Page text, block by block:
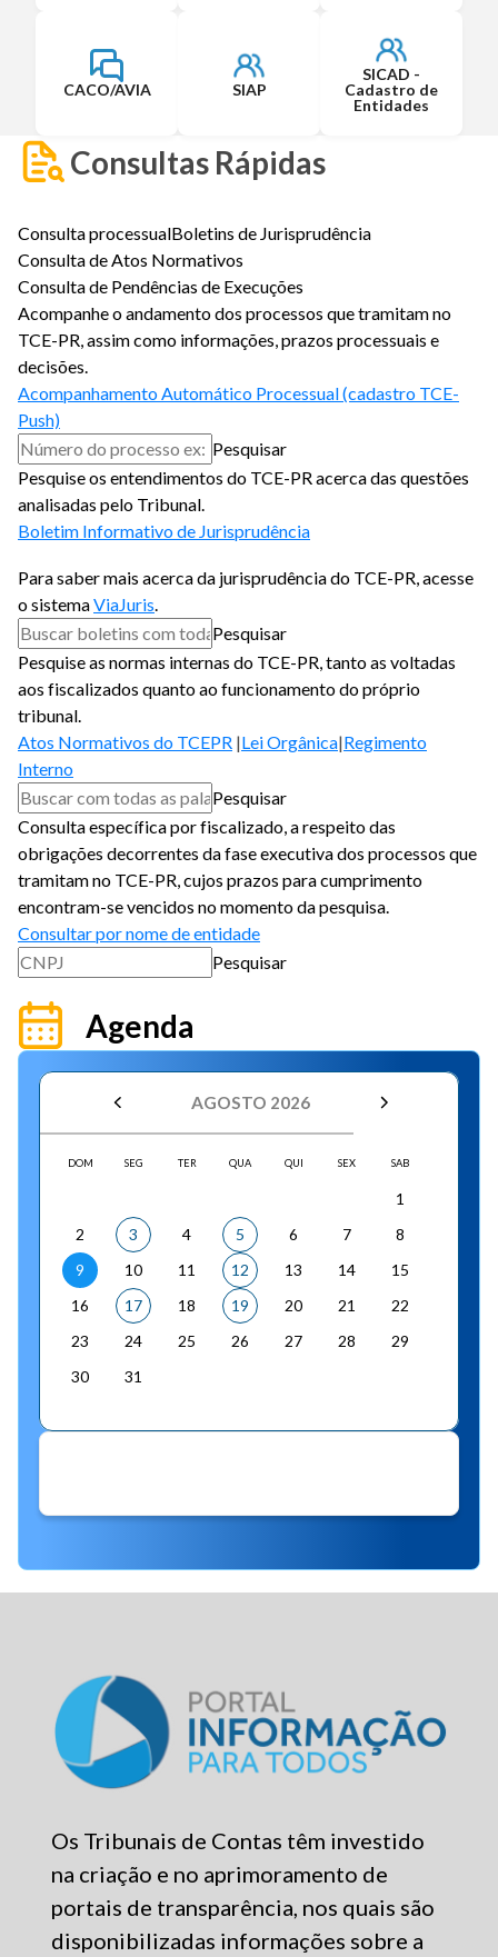
CACO/AVIA SIAP
SICAD -
Cadastro de
Entidades
Consultas Rápidas
Consulta processualBoletins de Jurisprudência
Consulta de Atos Normativos
Consulta de Pendências de Execuções
Acompanhe o andamento dos processos que tramitam no
TCE-PR, assim como informações, prazos processuais e
decisões.
Acompanhamento Automático Processual (cadastro TCE-
Push)
Pesquisar
Pesquise os entendimentos do TCE-PR acerca das questões
analisadas pelo Tribunal.
Boletim Informativo de Jurisprudência
Para saber mais acerca da jurisprudência do TCE-PR, acesse
o sistemaViaJuris.
Pesquisar
Pesquise as normas internas do TCE-PR, tanto as voltadas
aos fiscalizados quanto ao funcionamento do próprio
tribunal.
Atos Normativos do TCEPR Lei Orgânica Regimento
Interno
Pesquisar
Consulta específica por fiscalizado, a respeito das
obrigações decorrentes da fase executiva dos processos que
tramitam no TCE-PR, cujos prazos para cumprimento
encontram-se vencidos no momento da pesquisa.
Consultar por nome de entidade
Pesquisar
Agenda
AGOSTO 2026
DOM SEG TER QUA QUI SEX SAB
1
2
3 4 5 6 7
8
9
10 11 12 13 14
15
16
17 18 19 20 21
22
23
24 25 26 27 28
29
30
31
Os Tribunais de Contas têm investido
na criação e no aprimoramento de
portais de transparência, nos quais são
disponibilizadas informações sobre a